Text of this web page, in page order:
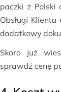
paczki z Polski
Obsługi Klienta
dodatkowy
Skoro już
sprawdź cenę